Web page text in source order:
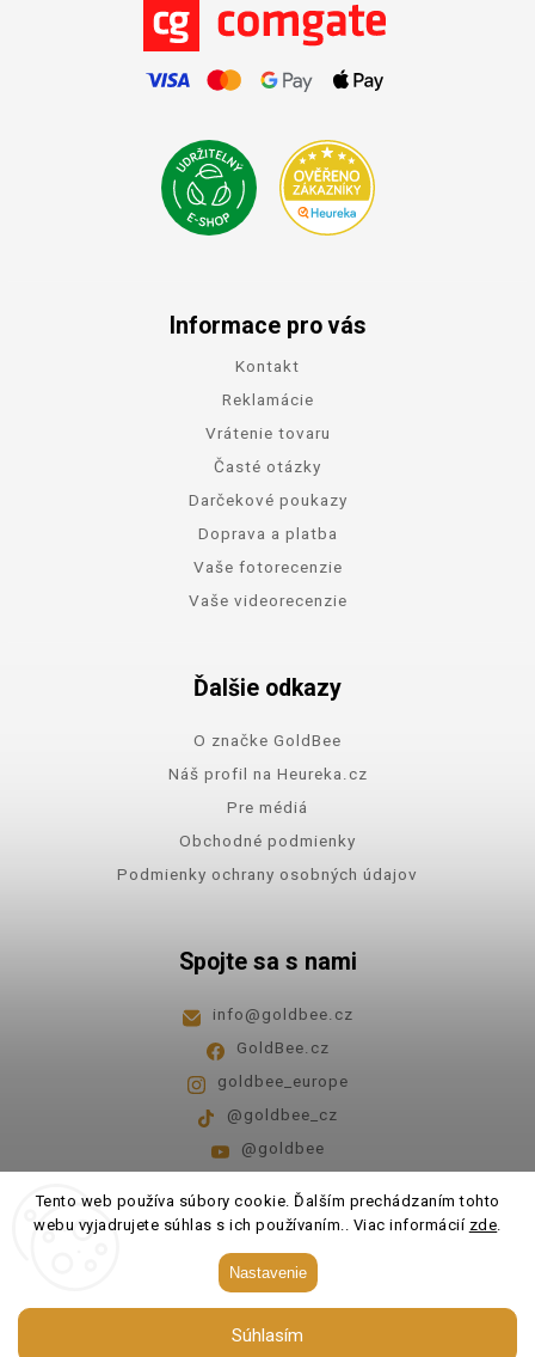
Tento web používa súbory cookie. Ďalším prechádzaním tohto
webu vyjadrujete súhlas s ich používaním.. Viac informácií zde.
Nastavenie
Súhlasím
Informace pro vás
Kontakt
Reklamácie
Vrátenie tovaru
Časté otázky
Darčekové poukazy
Doprava a platba
Vaše fotorecenzie
Vaše videorecenzie
Ďalšie odkazy
O značke GoldBee
Náš profil na Heureka.cz
Pre médiá
Obchodné podmienky
Podmienky ochrany osobných údajov
Spojte sa s nami
info@goldbee.cz
GoldBee.cz
goldbee_europe
@goldbee_cz
@goldbee
Pondelok - piatok 8:00-14:00
GoldBee. Všetky práva vyhradené.
Upraviť nastavenie cookies
Shoptet| Design